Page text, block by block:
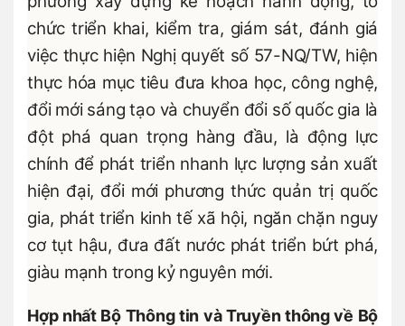
chức triển khai, kiểm tra, giám sát, đánh giá
việc thực hiện Nghị quyết số 57-NQ/TW, hiện
thực hóa mục tiêu đưa khoa học, công nghệ,
đổi mới sáng tạo và chuyển đổi số quốc gia là
đột phá quan trọng hàng đầu, là động lực
chính để phát triển nhanh lực lượng sản xuất
hiện đại, đổi mới phương thức quản trị quốc
gia, phát triển kinh tế xã hội, ngăn chặn nguy
cơ tụt hậu, đưa đất nước phát triển bứt phá,
giàu mạnh trong kỷ nguyên mới.
Hợp nhất Bộ Thông tin và Truyền thông về Bộ